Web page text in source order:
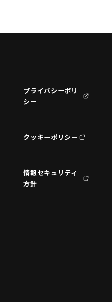
プライバシーポリ
シー
クッキーポリシー
情報セキュリティ
方針